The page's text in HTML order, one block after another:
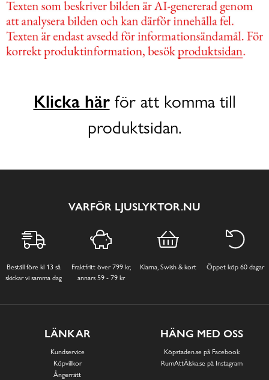
Klicka härför att komma till
produktsidan.
VARFÖR LJUSLYKTOR.NU
Beställ före kl 13 så
skickar vi samma dag
Fraktfritt över 799 kr,
annars 59 - 79 kr
Klarna, Swish & kort Öppet köp 60 dagar
LÄNKAR
Kundservice
Köpvillkor
Ångerrätt
HÄNG MED OSS
Köpstaden.se på Facebook
RumAttÄlska.se på Instagram